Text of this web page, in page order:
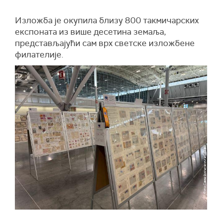
Изложба је окупила близу 800 такмичарских
експоната из више десетина земаља,
представљајући сам врх светске изложбене
филателије.